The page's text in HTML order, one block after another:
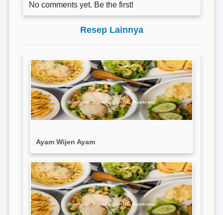
No comments yet. Be the first!
Resep Lainnya
Ayam Wijen Ayam